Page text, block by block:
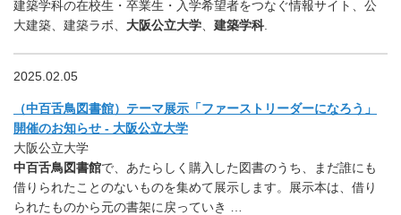
建築学科の在校生・卒業生・入学希望者をつなぐ情報サイト、公
大建築、建築ラボ、 大阪公立大学 建築学科
2025.02.05
（中百舌鳥図書館）テーマ展示「ファーストリーダーになろう」
開催のお知らせ - 大阪公立大学
大阪公立大学
中百舌鳥図書館で、あたらしく購入した図書のうち、まだ誰にも
借りられたことのないものを集めて展示します。展示本は、借り
られたものから元の書架に戻っていき …